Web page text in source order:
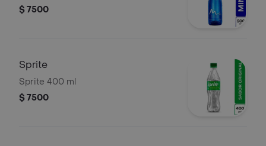
$ 7500
Sprite
Sprite 400 ml
$ 7500